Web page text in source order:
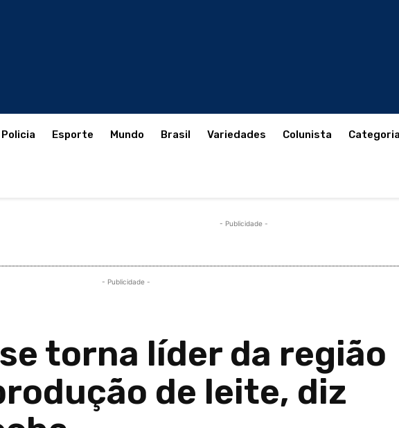
Policia Esporte Mundo Brasil Variedades Colunista
- Publicidade -
- Publicidade -
torna líder da região
de leite, diz